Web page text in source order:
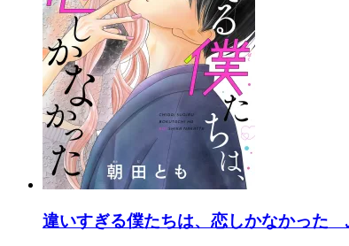
違いすぎる僕たちは、恋しかなかった